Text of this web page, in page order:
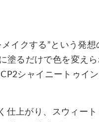
イクする”という発想
塗るだけで色を変え
シャイニートゥイ
仕上がり、スウィー